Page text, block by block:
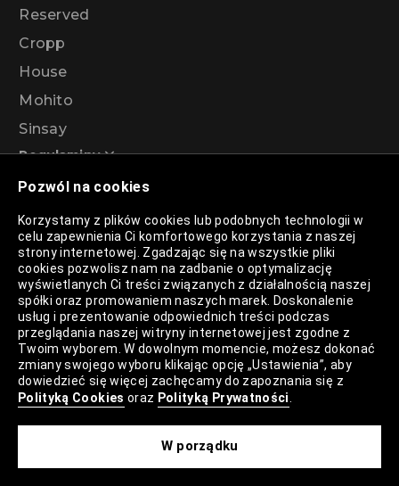
Pozwól na cookies
Korzystamy z plików cookies lub podobnych technologii w
celu zapewnienia Ci komfortowego korzystania z naszej
strony internetowej. Zgadzając się na wszystkie pliki
cookies pozwolisz nam na zadbanie o optymalizację
wyświetlanych Ci treści związanych z działalnością naszej
spółki oraz promowaniem naszych marek. Doskonalenie
usług i prezentowanie odpowiednich treści podczas
przeglądania naszej witryny internetowej jest zgodne z
Twoim wyborem. W dowolnym momencie, możesz dokonać
zmiany swojego wyboru klikając opcję „Ustawienia”, aby
dowiedzieć się więcej zachęcamy do zapoznania się z
Polityką Cookies oraz Polityką Prywatności
W porządku
Reserved
Cropp
House
Mohito
Sinsay
Regulaminy
Regulamin akcji promocyjnej – Program
rabatowy 99%
Polityka Prywatności
Polityka Plików Cookies
Lista Plików Cookies
Lista Zaufanych Partnerów
Ustawienia Cookies